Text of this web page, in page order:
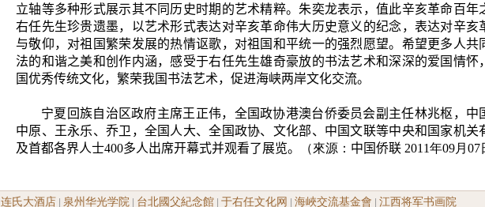
立轴等多种形式展示其不同历史时期的艺术精粹。朱奕龙表示，值此辛亥革命百年
右任先生珍贵遗墨，以艺术形式表达对辛亥革命伟大历史意义的纪念，表达对辛亥
与敬仰，对祖国繁荣发展的热情讴歌，对祖国和平统一的强烈愿望。希望更多人共
法的和谐之美和创作内涵，感受于右任先生雄奇豪放的书法艺术和深深的爱国情怀
国优秀传统文化，繁荣我国书法艺术，促进海峡两岸文化交流。
宁夏回族自治区政府主席王正伟，全国政协港澳台侨委员会副主任林兆枢，中
中原、王永乐、乔卫，全国人大、全国政协、文化部、中国文联等中央和国家机关
及首都各界人士400多人出席开幕式并观看了展览。 （來源： 中国侨联 2011年09月 07
连氏大酒店 泉州华光学院 台北國父紀念館 于右任文化网 海峽交流基金會 江西将军书画院